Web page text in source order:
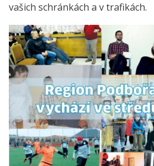
vašich schránkách a v trafikách.